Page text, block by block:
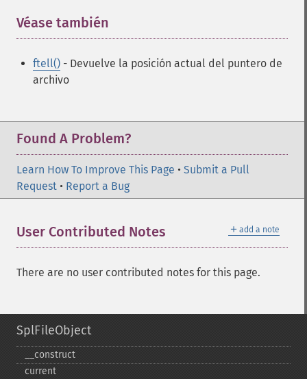
Véase también
ftell() - Devuelve la posición actual del puntero de
archivo
Found A Problem?
Learn How To Improve This Page • Submit a Pull
Request • Report a Bug
＋ add a note
User Contributed Notes
There are no user contributed notes for this page.
SplFileObject
_​_​construct
current